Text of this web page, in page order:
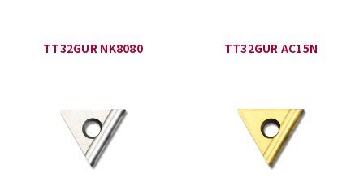
TT32GUR NK8080 TT32GUR AC15N